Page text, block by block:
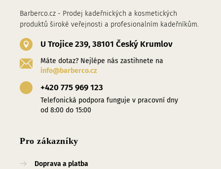
Barberco.cz - Prodej kadeřnických a kosmetických
produktů široké veřejnosti a profesionalním kadeřníkům.
U Trojice 239, 38101 Český Krumlov
Máte dotaz? Nejlépe nás zastihnete na
info@barberco.cz
+420 775 969 123
Telefonická podpora funguje v pracovní dny
od 8:00 do 15:00
Pro zákazníky
Doprava a platba